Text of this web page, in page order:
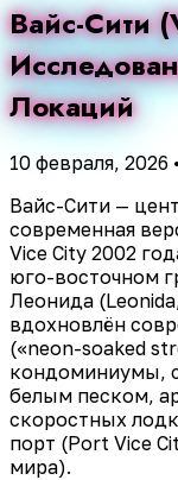
Вайс-Сити
Локаций
10 февраля, 2026 •
Вайс-Сити —
современная
Vice City 2002
юго-восточном
Леонида
вдохновлён
(«neon-soaked
кондоминиумы,
белым песком,
скоростных
порт (Port Vice
мира).